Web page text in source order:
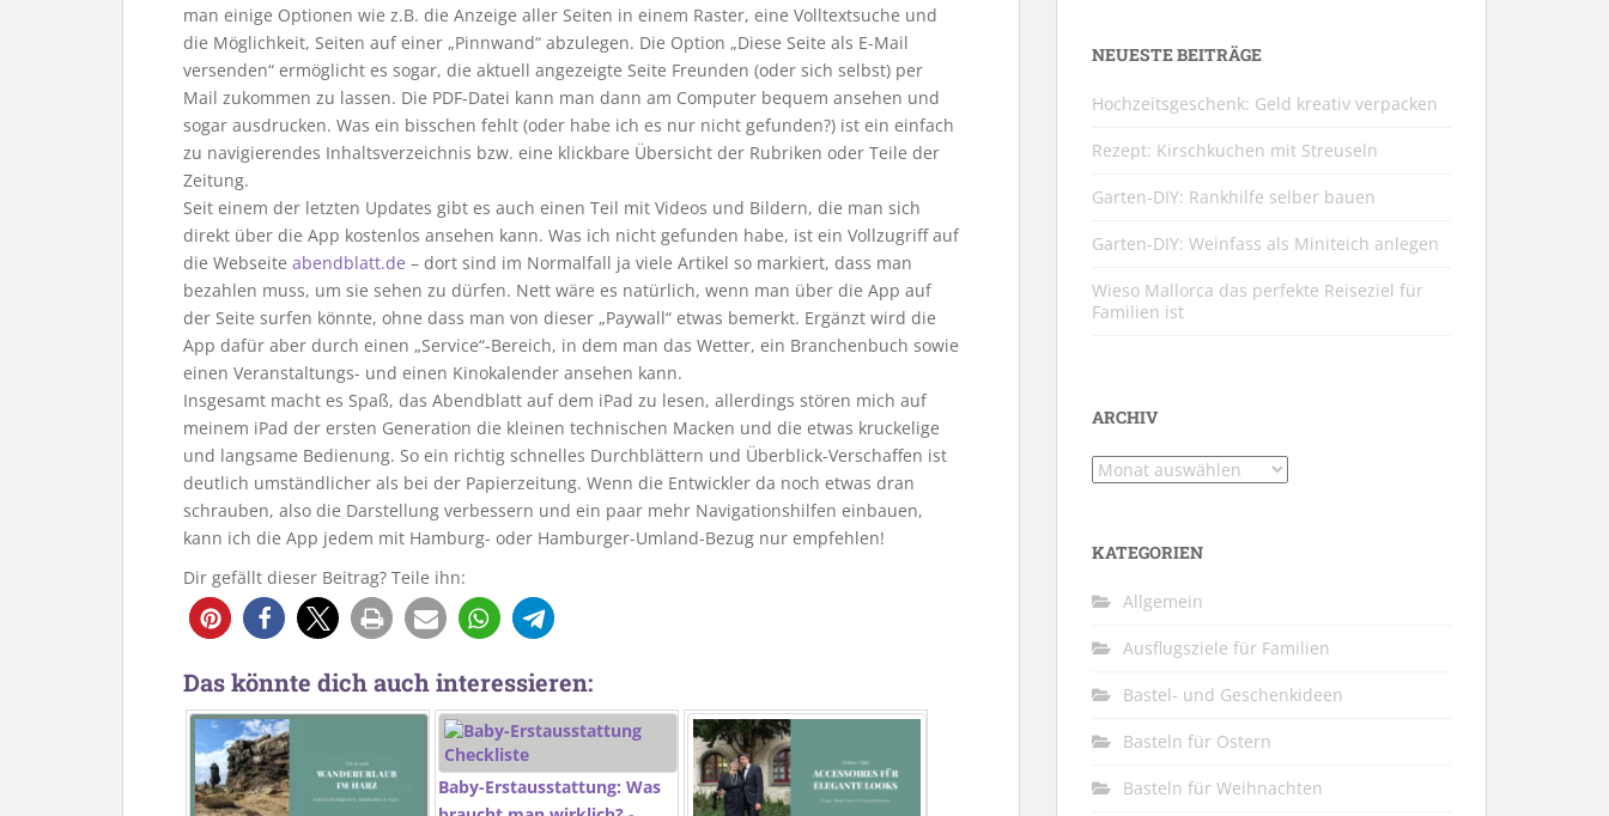
man einige Optionen wie z.B. die Anzeige aller Seiten in einem Raster, eine Volltextsuche und
die Möglichkeit, Seiten auf einer „Pinnwand“ abzulegen. Die Option „Diese Seite als E-Mail
versenden“ ermöglicht es sogar, die aktuell angezeigte Seite Freunden (oder sich selbst) per
Mail zukommen zu lassen. Die PDF-Datei kann man dann am Computer bequem ansehen und
sogar ausdrucken. Was ein bisschen fehlt (oder habe ich es nur nicht gefunden?) ist ein einfach
zu navigierendes Inhaltsverzeichnis bzw. eine klickbare Übersicht der Rubriken oder Teile der
Zeitung.
Seit einem der letzten Updates gibt es auch einen Teil mit Videos und Bildern, die man sich
direkt über die App kostenlos ansehen kann. Was ich nicht gefunden habe, ist ein Vollzugriff auf
die Webseite abendblatt.de – dort sind im Normalfall ja viele Artikel so markiert, dass man
bezahlen muss, um sie sehen zu dürfen. Nett wäre es natürlich, wenn man über die App auf
der Seite surfen könnte, ohne dass man von dieser „Paywall“ etwas bemerkt. Ergänzt wird die
App dafür aber durch einen „Service“-Bereich, in dem man das Wetter, ein Branchenbuch sowie
einen Veranstaltungs- und einen Kinokalender ansehen kann.
Insgesamt macht es Spaß, das Abendblatt auf dem iPad zu lesen, allerdings stören mich auf
meinem iPad der ersten Generation die kleinen technischen Macken und die etwas kruckelige
und langsame Bedienung. So ein richtig schnelles Durchblättern und Überblick-Verschaffen ist
deutlich umständlicher als bei der Papierzeitung. Wenn die Entwickler da noch etwas dran
schrauben, also die Darstellung verbessern und ein paar mehr Navigationshilfen einbauen,
kann ich die App jedem mit Hamburg- oder Hamburger-Umland-Bezug nur empfehlen!
Dir gefällt dieser Beitrag? Teile ihn:
Das könnte dich auch interessieren:
Baby-Erstausstattung: Was
NEUESTE BEITRÄGE
Hochzeitsgeschenk: Geld kreativ verpacken
Rezept: Kirschkuchen mit Streuseln
Garten-DIY: Rankhilfe selber bauen
Garten-DIY: Weinfass als Miniteich anlegen
Wieso Mallorca das perfekte Reiseziel für
Familien ist
ARCHIV
Archiv
KATEGORIEN
Allgemein
Ausflugsziele für Familien
Bastel- und Geschenkideen
Basteln für Ostern
Basteln für Weihnachten